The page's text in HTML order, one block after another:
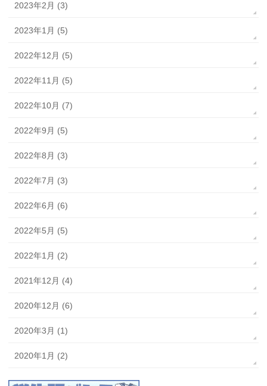
2023年2月 (3)
2023年1月 (5)
2022年12月 (5)
2022年11月 (5)
2022年10月 (7)
2022年9月 (5)
2022年8月 (3)
2022年7月 (3)
2022年6月 (6)
2022年5月 (5)
2022年1月 (2)
2021年12月 (4)
2020年12月 (6)
2020年3月 (1)
2020年1月 (2)